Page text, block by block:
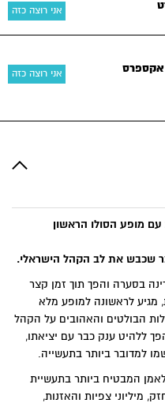
אני רוצה כזה
אקספרס
אני רוצה כזה
תל אביב עם מופע הסולו הראשון
שכבש את לב הקהל הישראלי.
בסערה והפך תוך זמן קצר
מגיע לראשונה למופע מלא
הבולטים והאהובים על הקהל
ללהיט ענק כבר עם יציאתו,
למדובר ביותר בתעשייה.
המבטיח ביותר בתעשיית
מיליוני צפיות והאזנות,